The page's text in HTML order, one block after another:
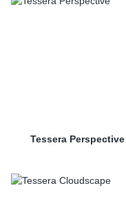
Tessera Perspective